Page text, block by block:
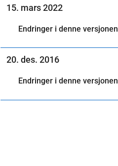
15. mars 2022
Endringer i denne versjonen
20. des. 2016
Endringer i denne versjonen